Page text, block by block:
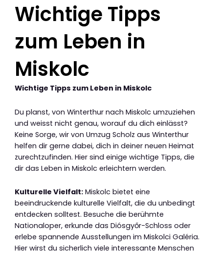
Wichtige Tipps
zum Leben in
Miskolc
Wichtige Tipps zum Leben in Miskolc
Du planst, von Winterthur nach Miskolc umzuziehen
und weisst nicht genau, worauf du dich einlässt?
Keine Sorge, wir von Umzug Scholz aus Winterthur
helfen dir gerne dabei, dich in deiner neuen Heimat
zurechtzufinden. Hier sind einige wichtige Tipps, die
dir das Leben in Miskolc erleichtern werden.
Kulturelle Vielfalt: Miskolc bietet eine
beeindruckende kulturelle Vielfalt, die du unbedingt
entdecken solltest. Besuche die berühmte
Nationaloper, erkunde das Diósgyőr-Schloss oder
erlebe spannende Ausstellungen im Miskolci Galéria.
Hier wirst du sicherlich viele interessante Menschen